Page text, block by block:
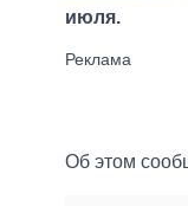
июля.
Об этом